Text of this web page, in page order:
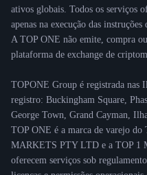
ativos globais. Todos os serviços
apenas na execução das instruções
A TOP ONE não emite, compra
plataforma de exchange de
TOPONE Group é registrada nas
registro: Buckingham Square,
George Town, Grand Cayman,
TOP ONE é a marca de varejo
MARKETS PTY LTD e a TOP 1
oferecem serviços sob